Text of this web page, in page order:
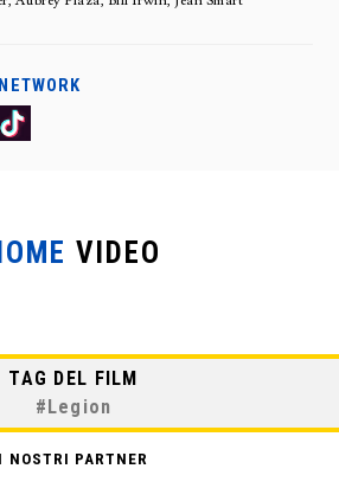
VIDEO
TAG DEL FILM
#Legion
I NOSTRI PARTNER